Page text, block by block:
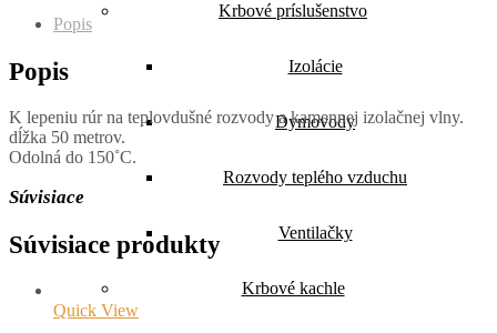
Krbové príslušenstvo
Izolácie
Dymovody
Rozvody teplého vzduchu
Ventilačky
Krbové kachle
Popis
Popis
K lepeniu rúr na teplovdušné rozvody a kamennej izolačnej vlny.
dĺžka 50 metrov.
Odolná do 150˚C.
Súvisiace
Súvisiace produkty
Quick View